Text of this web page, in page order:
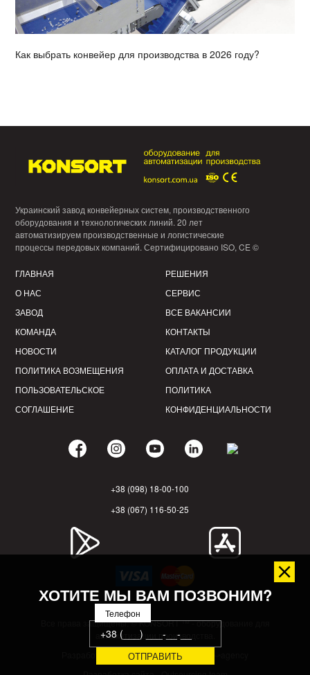
Как выбрать конвейер для производства в 2026 году?
Украинский завод конвейерных систем, производственного
оборудования и технологических линий. 20 лет
автоматизируем производственные и логистические
процессы передовых компаний. Сертифицировано ISO, CE ©
ГЛАВНАЯ
О НАС
ЗАВОД
КОМАНДА
НОВОСТИ
ПОЛИТИКА ВОЗМЕЩЕНИЯ
ПОЛЬЗОВАТЕЛЬСКОЕ
СОГЛАШЕНИЕ
РЕШЕНИЯ
СЕРВИС
ВСЕ ВАКАНСИИ
КОНТАКТЫ
КАТАЛОГ ПРОДУКЦИИ
ОПЛАТА И ДОСТАВКА
ПОЛИТИКА
КОНФИДЕНЦИАЛЬНОСТИ
+38 (098) 18-00-100
+38 (067) 116-50-25
Все права защищены. © KONSORT ™ - оборудование для
автоматизации производства.
Разработка бренда - Fedoriv marketing⤻agency
ХОТИТЕ МЫ ВАМ ПОЗВОНИМ?
Телефон